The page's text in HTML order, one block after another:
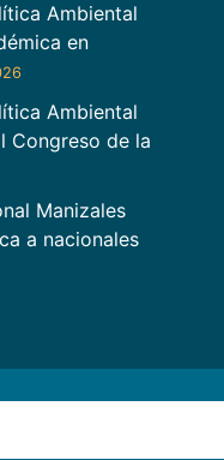
Ambiental
en
Ambiental
Congreso de la
Manizales
a nacionales